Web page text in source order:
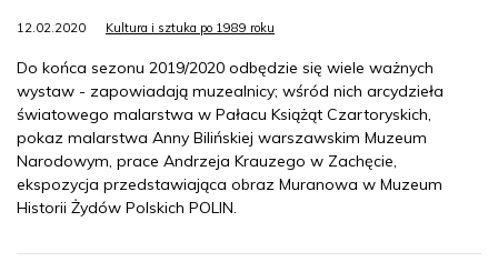
12.02.2020 Kultura i sztuka po 1989 roku
Do końca sezonu 2019/2020 odbędzie się wiele ważnych
wystaw - zapowiadają muzealnicy; wśród nich arcydzieła
światowego malarstwa w Pałacu Książąt Czartoryskich,
pokaz malarstwa Anny Bilińskiej warszawskim Muzeum
Narodowym, prace Andrzeja Krauzego w Zachęcie,
ekspozycja przedstawiająca obraz Muranowa w Muzeum
Historii Żydów Polskich POLIN.